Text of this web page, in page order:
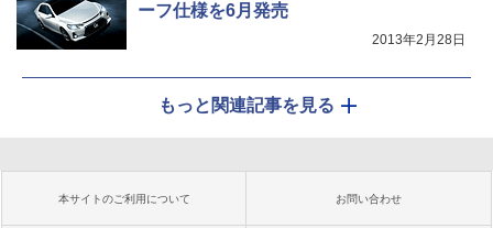
ーフ仕様を6月発売
2013年2月28日
もっと関連記事を見る
本サイトのご利用について お問い合わせ